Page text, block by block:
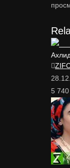
5 740